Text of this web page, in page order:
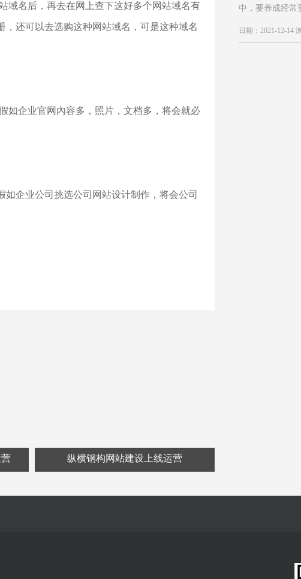
域名后，再去在网上查下这好多个网站域名有
还可以去选购这种网站域名，可是这种域名
如企业官网內容多，照片，文档多，将会就必
企业公司挑选公司网站设计制作，将会公司
中，要养成经常
日期：2021-12-14
纵横钢构网站建设上线运营